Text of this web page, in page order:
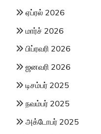
ஏப்ரல் 2026
மார்ச் 2026
பிப்ரவரி 2026
ஜனவரி 2026
டிசம்பர் 2025
நவம்பர் 2025
அக்டோபர் 2025